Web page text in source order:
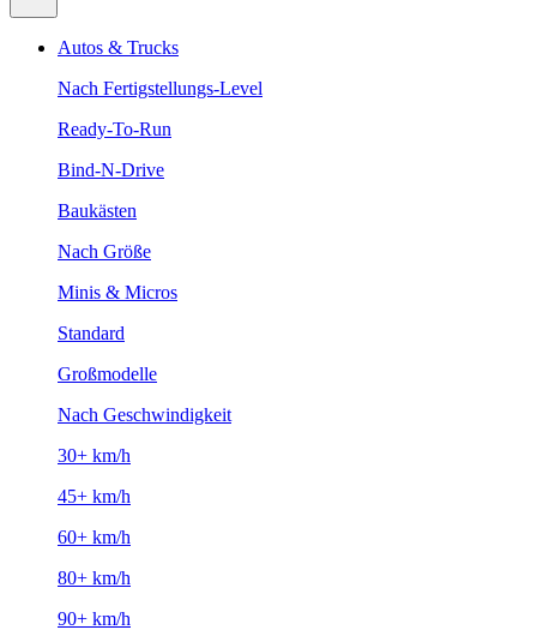
Autos & Trucks
Nach Fertigstellungs-Level
Ready-To-Run
Bind-N-Drive
Baukästen
Nach Größe
Minis & Micros
Standard
Großmodelle
Nach Geschwindigkeit
30+ km/h
45+ km/h
60+ km/h
80+ km/h
90+ km/h